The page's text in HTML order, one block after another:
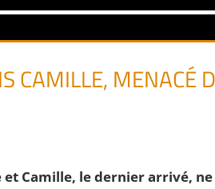
CAMILLE, MENACÉ
Camille, le dernier arrivé,